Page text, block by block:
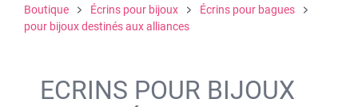
Boutique Écrins pour bijoux
Écrins pour bagues
pour bijoux destinés aux alliances
ECRINS POUR BIJOUX